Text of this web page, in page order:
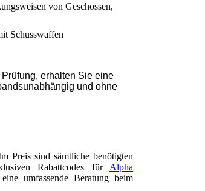
von Geschossen,
Schusswaffen
erhalten Sie eine
und ohne
Preis sind sämtliche benötigten
Rabattcodes für
Alpha
umfassende Beratung beim